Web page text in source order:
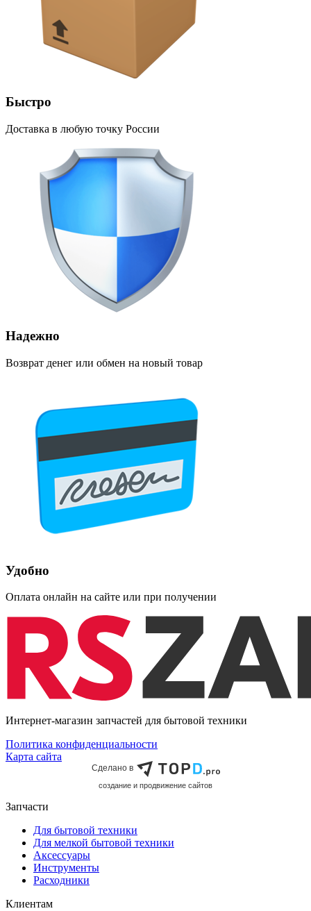
Быстро
Доставка в любую точку России
Надежно
Возврат денег или обмен на новый товар
Удобно
Оплата онлайн на сайте или при получении
Интернет-магазин запчастей для бытовой техники
Политика конфиденциальности
Карта сайта
Сделано в
cоздание и продвижение сайтов
Запчасти
Для бытовой техники
Для мелкой бытовой техники
Аксессуары
Инструменты
Расходники
Клиентам